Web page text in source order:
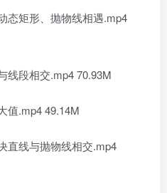
矩形、抛物线相遇.mp4
段相交.mp4 70.93M
.mp4 49.14M
线与抛物线相交.mp4